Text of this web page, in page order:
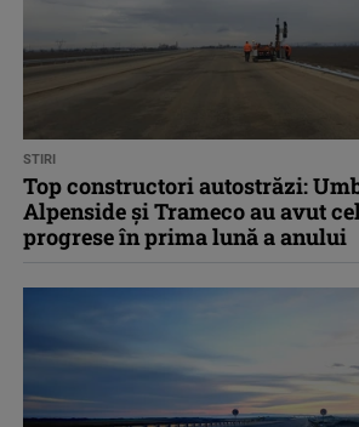
STIRI
Top constructori autostrăzi:
Alpenside şi Trameco au avut
progrese în prima lună a anului